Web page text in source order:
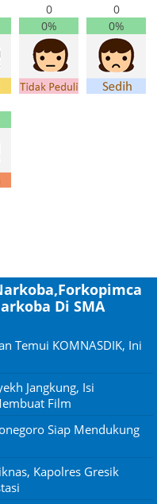
0
0%
0
0%
Di SMA
Temui KOMNASDIK, Ini
Jangkung, Isi
Film
Siap Mendukung
Kapolres Gresik